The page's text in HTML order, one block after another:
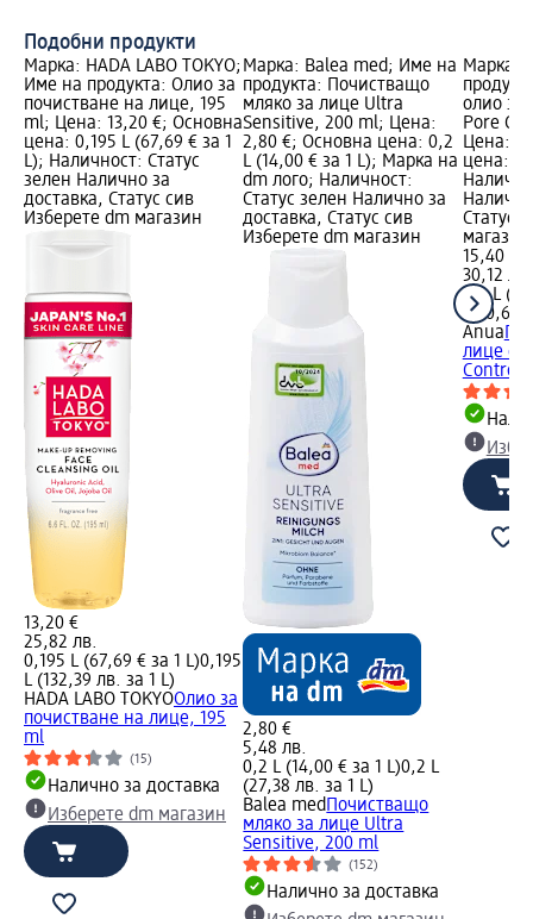
Подобни продукти
Марка: HADA LABO TOKYO;
Име на продукта: Олио за
почистване на лице, 195
ml; Цена: 13,20 €; Основна
цена: 0,195 L (67,69 € за 1
L); Наличност: Статус
зелен Налично за
доставка, Статус сив
Изберете dm магазин
13,20 €
25,82 лв.
0,195 L (67,69 € за 1 L)0,195
L (132,39 лв. за 1 L)
HADA LABO TOKYOОлио за
почистване на лице, 195
ml
(15)
Налично за доставка
Изберете dm магазин
Марка: Balea med; Име на
продукта: Почистващо
мляко за лице Ultra
Sensitive, 200 ml; Цена:
2,80 €; Основна цена: 0,2
L (14,00 € за 1 L); Марка на
dm лого; Наличност:
Статус зелен Налично за
доставка, Статус сив
Изберете dm магазин
2,80 €
5,48 лв.
0,2 L (14,00 € за 1 L)0,2 L
(27,38 лв. за 1 L)
Balea med Почистващо
мляко за лице Ultra
Sensitive, 200 ml
(152)
Налично за доставка
Марка:
олио за
Pore
Цена:
цена:
Статус
магазин
15,40 €
30,12 лв.
0,2 L
(150,60
Anua
лице с
Control,